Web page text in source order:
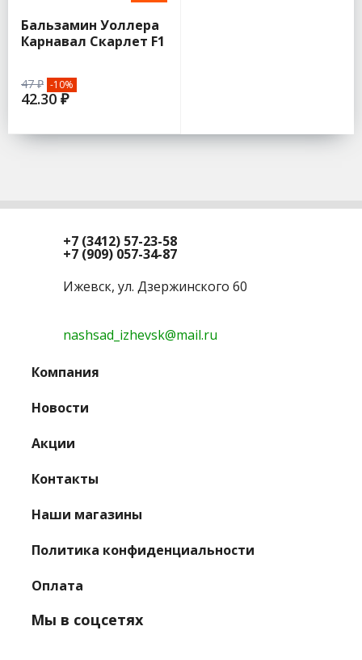
Бальзамин Уоллера
Карнавал Скарлет F1
47 ₽ -10%
42.30 ₽
+7 (3412) 57-23-58
+7 (909) 057-34-87
Ижевск, ул. Дзержинского 60
nashsad_izhevsk@mail.ru
Компания
Новости
Акции
Контакты
Наши магазины
Политика конфиденциальности
Оплата
Мы в соцсетях